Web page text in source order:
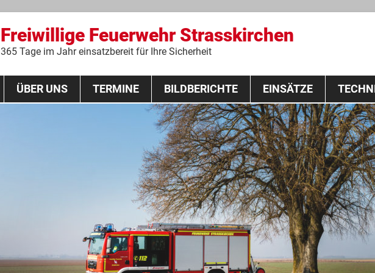
Freiwillige Feuerwehr Strasskirchen
365 Tage im Jahr einsatzbereit für Ihre Sicherheit
Zum
springen
ÜBER UNS TERMINE
THL Lehrgang 2020
BILDBERICHTE EINSÄTZE
Fahrzeuge
Ausrüstung